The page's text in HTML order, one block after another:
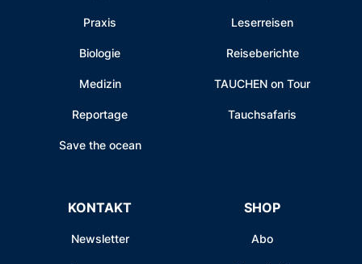
Praxis
Biologie
Medizin
Reportage
Save the ocean
Leserreisen
Reiseberichte
TAUCHEN on Tour
Tauchsafaris
KONTAKT
Newsletter
SHOP
Abo